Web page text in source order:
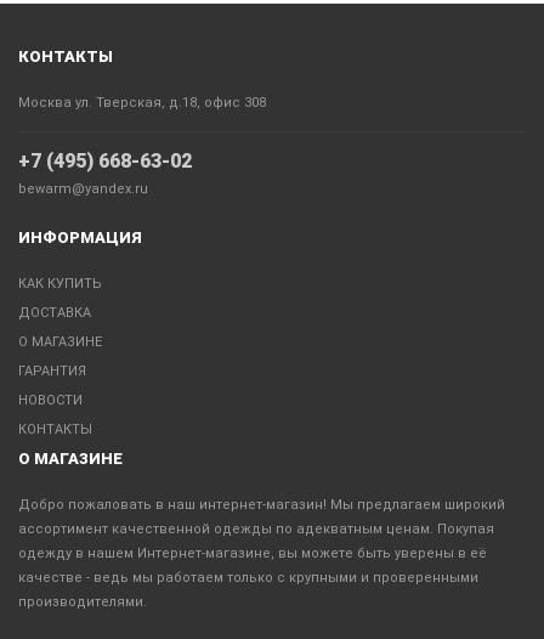
КОНТАКТЫ
Москва ул. Тверская, д.18, офис 308
+7 (495) 668-63-02
bewarm@yandex.ru
ИНФОРМАЦИЯ
КАК КУПИТЬ
ДОСТАВКА
О МАГАЗИНЕ
ГАРАНТИЯ
НОВОСТИ
КОНТАКТЫ
О МАГАЗИНЕ
Добро пожаловать в наш интернет-магазин! Мы предлагаем широкий
ассортимент качественной одежды по адекватным ценам. Покупая
одежду в нашем Интернет-магазине, вы можете быть уверены в её
качестве - ведь мы работаем только с крупными и проверенными
производителями.